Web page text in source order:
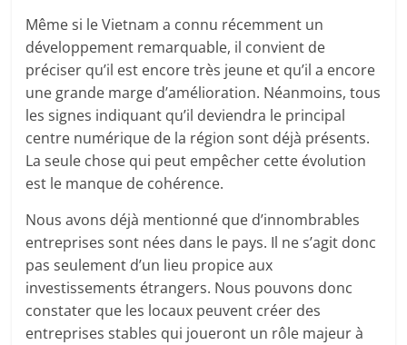
Même si le Vietnam a connu récemment un
développement remarquable, il convient de
préciser qu’il est encore très jeune et qu’il a encore
une grande marge d’amélioration. Néanmoins, tous
les signes indiquant qu’il deviendra le principal
centre numérique de la région sont déjà présents.
La seule chose qui peut empêcher cette évolution
est le manque de cohérence.
Nous avons déjà mentionné que d’innombrables
entreprises sont nées dans le pays. Il ne s’agit donc
pas seulement d’un lieu propice aux
investissements étrangers. Nous pouvons donc
constater que les locaux peuvent créer des
entreprises stables qui joueront un rôle majeur à